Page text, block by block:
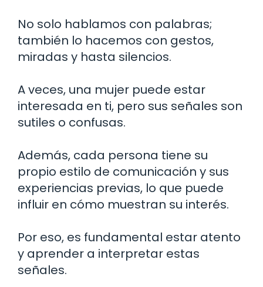
No solo hablamos con palabras;
también lo hacemos con gestos,
miradas y hasta silencios.
A veces, una mujer puede estar
interesada en ti, pero sus señales son
sutiles o confusas.
Además, cada persona tiene su
propio estilo de comunicación y sus
experiencias previas, lo que puede
influir en cómo muestran su interés.
Por eso, es fundamental estar atento
y aprender a interpretar estas
señales.